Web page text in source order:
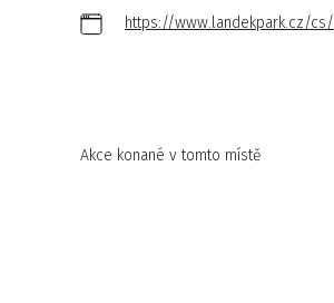
https://www.landekpark.cz/cs/
Akce konané v tomto místě